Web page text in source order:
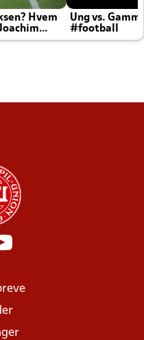
Hvem
Ung vs.
#football